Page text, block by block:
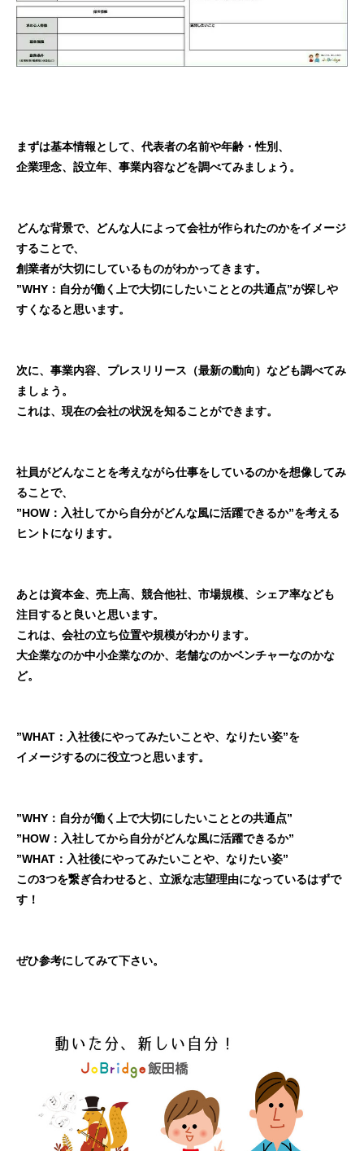
まずは基本情報として、代表者の名前や年齢・性別、
企業理念、設立年、事業内容などを調べてみましょう。
どんな背景で、どんな人によって会社が作られたのかをイメージ
することで、
創業者が大切にしているものがわかってきます。
”WHY：自分が働く上で大切にしたいこととの共通点”が探しや
すくなると思います。
次に、事業内容、プレスリリース（最新の動向）なども調べてみ
ましょう。
これは、現在の会社の状況を知ることができます。
社員がどんなことを考えながら仕事をしているのかを想像してみ
ることで、
”HOW：入社してから自分がどんな風に活躍できるか”を考える
ヒントになります。
あとは資本金、売上高、競合他社、市場規模、シェア率なども
注目すると良いと思います。
これは、会社の立ち位置や規模がわかります。
大企業なのか中小企業なのか、老舗なのかベンチャーなのかな
ど。
”WHAT：入社後にやってみたいことや、なりたい姿”を
イメージするのに役立つと思います。
”WHY：自分が働く上で大切にしたいこととの共通点”
”HOW：入社してから自分がどんな風に活躍できるか”
”WHAT：入社後にやってみたいことや、なりたい姿”
この3つを繋ぎ合わせると、立派な志望理由になっているはずで
す！
ぜひ参考にしてみて下さい。